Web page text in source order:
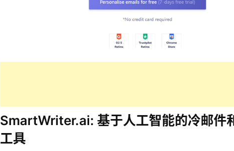
SmartWriter.ai: 基于人工智能的冷邮件
工具